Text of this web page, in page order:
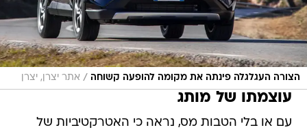
הצורה העגלגלה פינתה את מקומה להופעה קשוחה / אתר יצרן, יצרן
עוצמתו של מותג
עם או בלי הטבות מס, נראה כי האטרקטיביות של